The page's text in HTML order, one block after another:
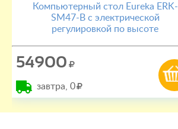
Компьютерный стол Eureka ERK-
SM47-B c электрической
регулировкой по высоте
54900
завтра, 0